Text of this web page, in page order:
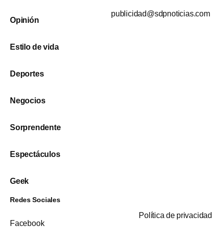
Opinión
Estilo de vida
Deportes
Negocios
Sorprendente
Espectáculos
Geek
publicidad@sdpnoticias.com
Redes Sociales
Facebook
Política de privacidad